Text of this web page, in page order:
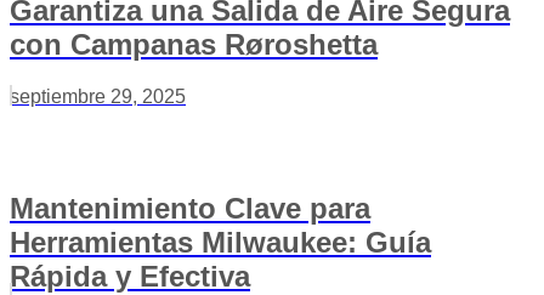
Garantiza una Salida de Aire Segura
con Campanas Røroshetta
septiembre 29, 2025
Mantenimiento Clave para
Herramientas Milwaukee: Guía
Rápida y Efectiva